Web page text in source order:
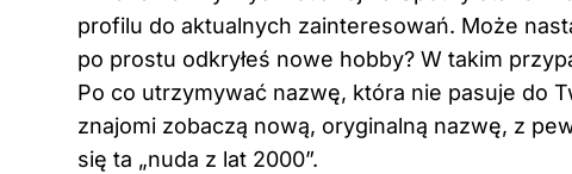
profilu do aktualnych zainteresowań. Może
po prostu odkryłeś nowe hobby? W takim
Po co utrzymywać nazwę, która nie pasuje do
znajomi zobaczą nową, oryginalną nazwę, z
się ta „nuda z lat 2000”.